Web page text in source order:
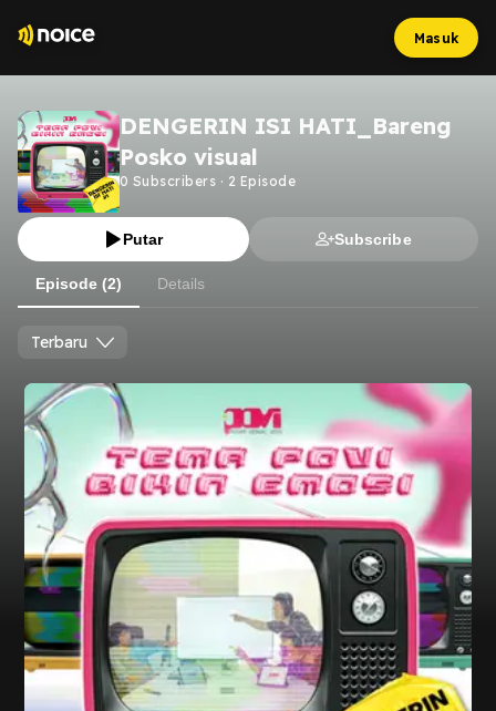
Masuk
DENGERIN ISI HATI_Bareng
Posko visual
0 Subscribers · 2 Episode
Putar Subscribe
Episode (2) Details
Terbaru